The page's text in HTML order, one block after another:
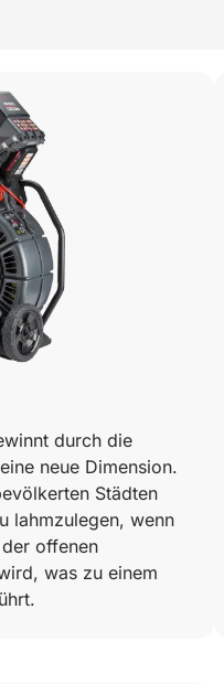
durch die
neue Dimension.
Städten
lahmzulegen, wenn
offenen
was zu einem